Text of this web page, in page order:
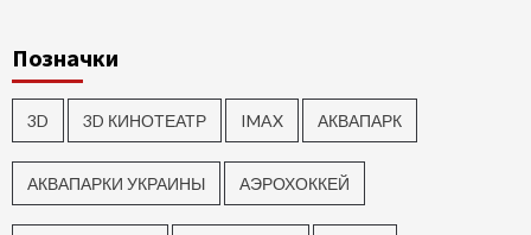
Позначки
3D 3D КИНОТЕАТР IMAX АКВАПАРК
АКВАПАРКИ УКРАИНЫ АЭРОХОККЕЙ